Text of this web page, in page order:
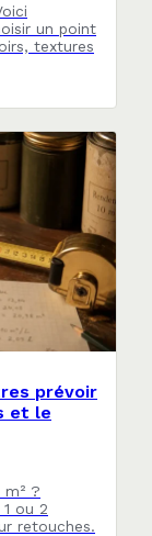
un point
textures
prévoir
et le
?
ou 2
retouches.